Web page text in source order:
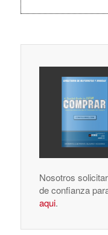
Nosotros
de confianza
aqui.